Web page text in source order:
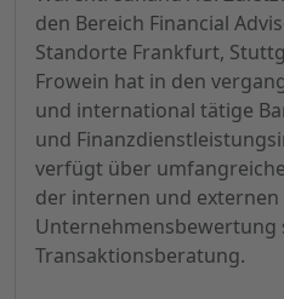
den Bereich Financial
Standorte Frankfurt,
Frowein hat in den
und international tätige
und
verfügt über
der internen und
Unternehmensbewertung
Transaktionsberatung.